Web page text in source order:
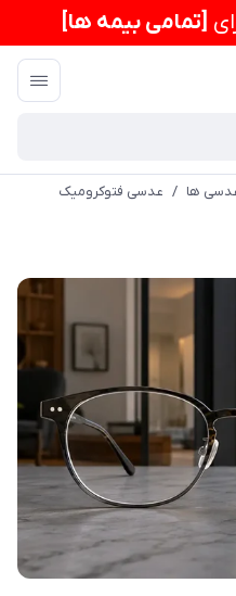
[تمامی بیمه ها]
ها / عدسی فتوکرومیک